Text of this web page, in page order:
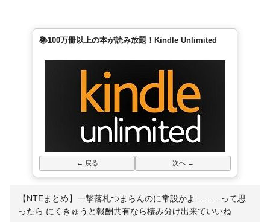
📚100万冊以上の本が読み放題！Kindle Unlimited
← 戻る 次へ →
【NTEまとめ】一撃落札つまらんのに常設かよ………って思
ったら にくきゅうと報酬共有なら棲み分け出来ていいね